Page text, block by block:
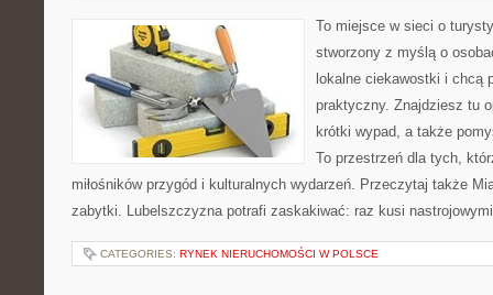
To miejsce w sieci o
stworzony z myślą o
lokalne ciekawostki i chcą
praktyczny. Znajdziesz tu
krótki wypad, a także
To przestrzeń dla tych,
miłośników przygód i kulturalnych wydarzeń. Przeczytaj także
zabytki. Lubelszczyzna potrafi zaskakiwać: raz kusi
CATEGORIES: RYNEK NIERUCHOMOŚCI W POLSCE